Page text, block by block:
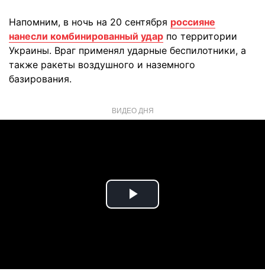
Напомним, в ночь на 20 сентября россияне
нанесли комбинированный удар по территории
Украины. Враг применял ударные беспилотники, а
также ракеты воздушного и наземного
базирования.
ВИДЕО ДНЯ
Play